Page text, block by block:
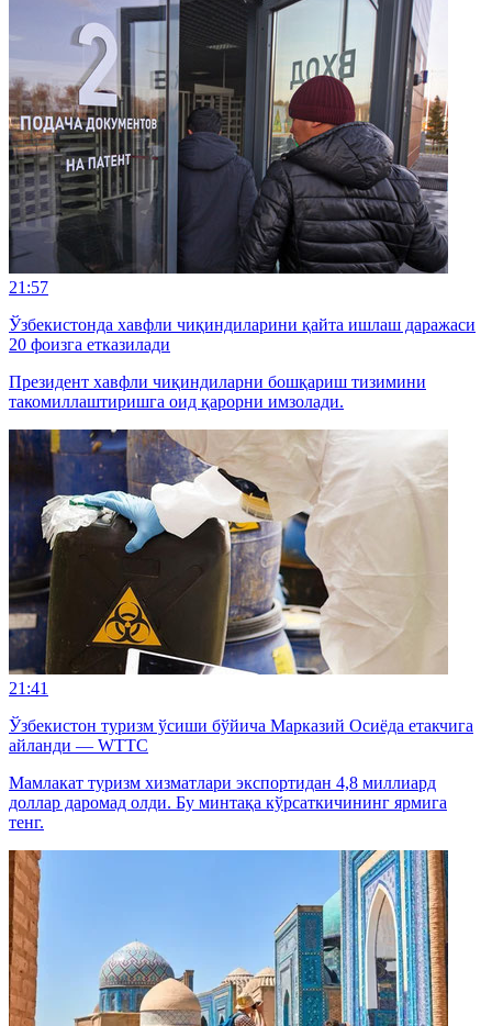
21:57
Ўзбекистонда хавфли чиқиндиларини қайта ишлаш даражаси
20 фоизга етказилади
Президент хавфли чиқиндиларни бошқариш тизимини
такомиллаштиришга оид қарорни имзолади.
21:41
Ўзбекистон туризм ўсиши бўйича Марказий Осиёда етакчига
айланди — WTTC
Мамлакат туризм хизматлари экспортидан 4,8 миллиард
доллар даромад олди. Бу минтақа кўрсаткичининг ярмига
тенг.